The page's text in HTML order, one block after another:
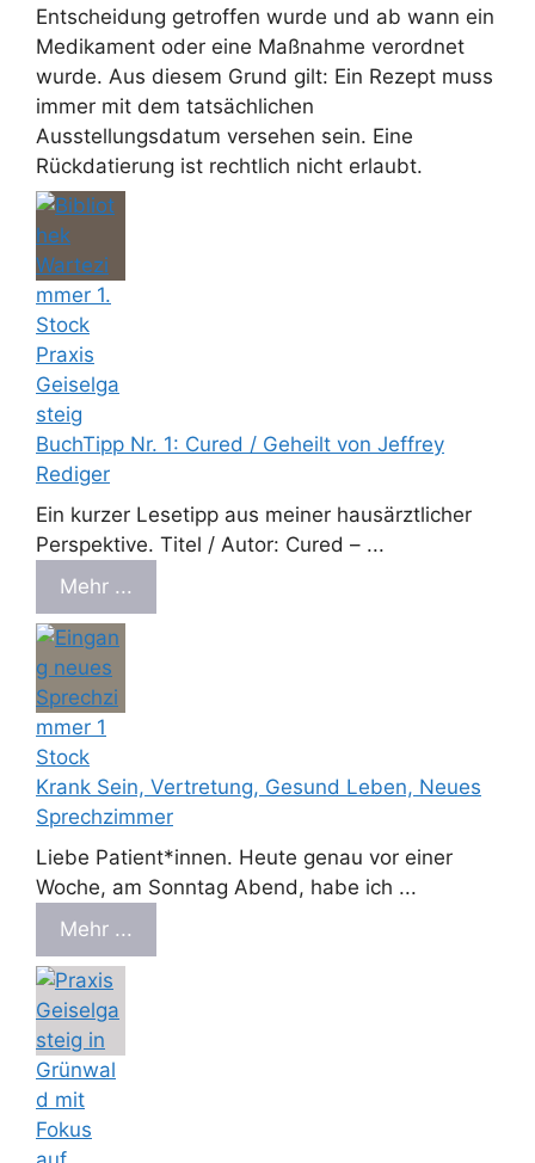
Entscheidung getroffen wurde und ab wann ein
Medikament oder eine Maßnahme verordnet
wurde. Aus diesem Grund gilt: Ein Rezept muss
immer mit dem tatsächlichen
Ausstellungsdatum versehen sein. Eine
Rückdatierung ist rechtlich nicht erlaubt.
BuchTipp Nr. 1: Cured / Geheilt von Jeffrey
Rediger
Ein kurzer Lesetipp aus meiner hausärztlicher
Perspektive. Titel / Autor: Cured – ...
Mehr ...
Krank Sein, Vertretung, Gesund Leben, Neues
Sprechzimmer
Liebe Patient*innen. Heute genau vor einer
Woche, am Sonntag Abend, habe ich ...
Mehr ...